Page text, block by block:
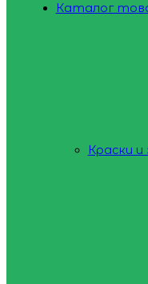
Каталог
Краски и